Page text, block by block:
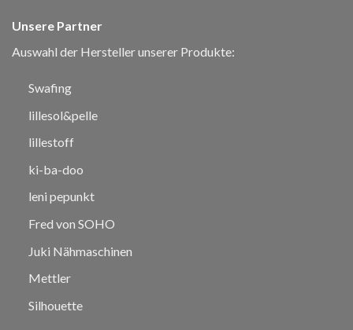
Unsere Partner
Auswahl der Hersteller unserer Produkte:
Swafing
lillesol&pelle
lillestoff
ki-ba-doo
leni pepunkt
Fred von SOHO
Juki Nähmaschinen
Mettler
Silhouette